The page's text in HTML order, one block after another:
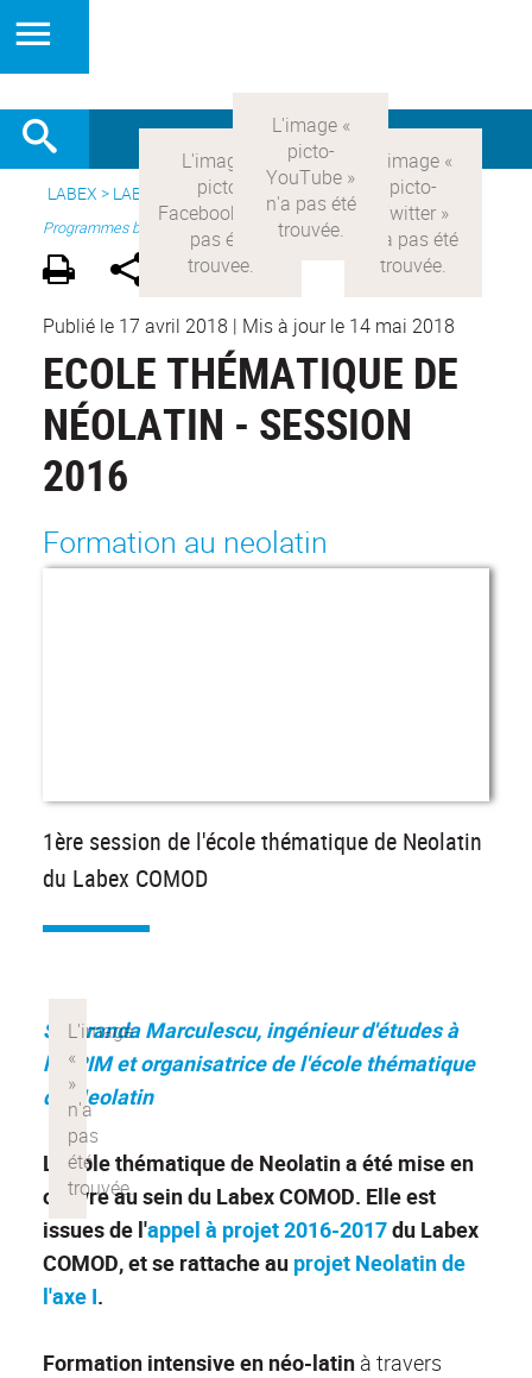
LABEX > LABEX COMOD> Version française > Recherche >
Programmes blanc
Publié le 17 avril 2018 | Mis à jour le 14 mai 2018
ECOLE THÉMATIQUE DE
NÉOLATIN - SESSION
2016
Formation au neolatin
1ère session de l'école thématique de Neolatin
du Labex COMOD
Smaranda Marculescu, ingénieur d'études à
l'IHRIM et organisatrice de l'école thématique
de Neolatin
L'école thématique de Neolatin a été mise en
oeuvre au sein du Labex COMOD. Elle est
issues de l'appel à projet 2016-2017du Labex
COMOD, et se rattache au projet Neolatin de
l'axe I.
Formation intensive en néo-latin à travers